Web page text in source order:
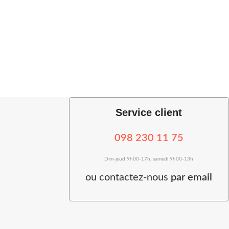
Service client
098 230 11 75
Dim-jeud 9h00-17h, samedi 9h00-13h
oucontactez-nous par email